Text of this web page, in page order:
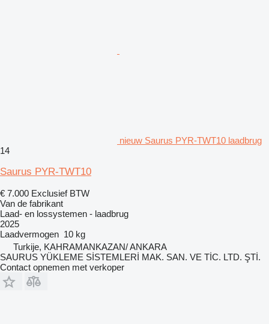
nieuw Saurus PYR-TWT10 laadbrug
14
Saurus PYR-TWT10
€ 7.000 Exclusief BTW
Van de fabrikant
Laad- en lossystemen - laadbrug
2025
Laadvermogen 10 kg
Turkije, KAHRAMANKAZAN/ ANKARA
SAURUS YÜKLEME SİSTEMLERİ MAK. SAN. VE TİC. LTD. ŞTİ.
Contact opnemen met verkoper